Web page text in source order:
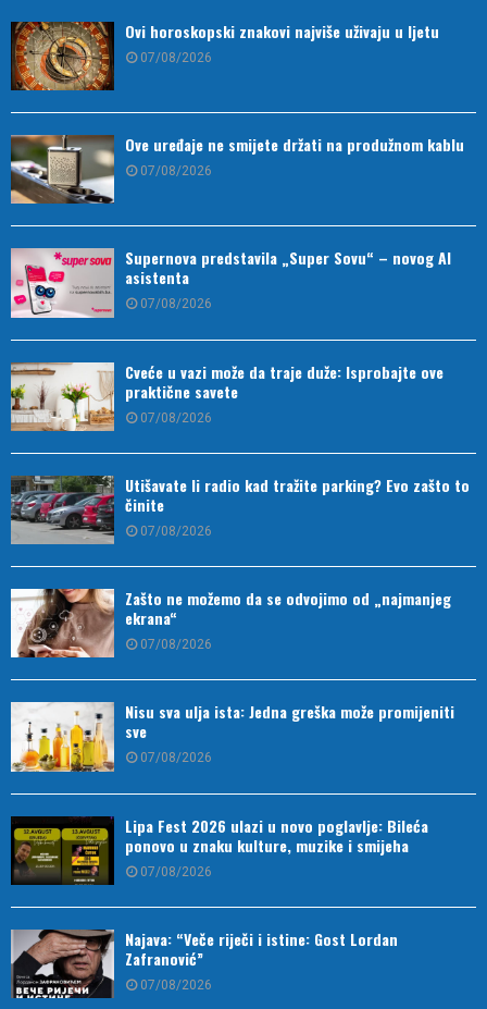
Ovi horoskopski znakovi najviše uživaju u ljetu
07/08/2026
Ove uređaje ne smijete držati na produžnom kablu
07/08/2026
Supernova predstavila „Super Sovu“ – novog AI
asistenta
07/08/2026
Cveće u vazi može da traje duže: Isprobajte ove
praktične savete
07/08/2026
Utišavate li radio kad tražite parking? Evo zašto to
činite
07/08/2026
Zašto ne možemo da se odvojimo od „najmanjeg
ekrana“
07/08/2026
Nisu sva ulja ista: Jedna greška može promijeniti
sve
07/08/2026
Lipa Fest 2026 ulazi u novo poglavlje: Bileća
ponovo u znaku kulture, muzike i smijeha
07/08/2026
Najava: “Veče riječi i istine: Gost Lordan
Zafranović”
07/08/2026